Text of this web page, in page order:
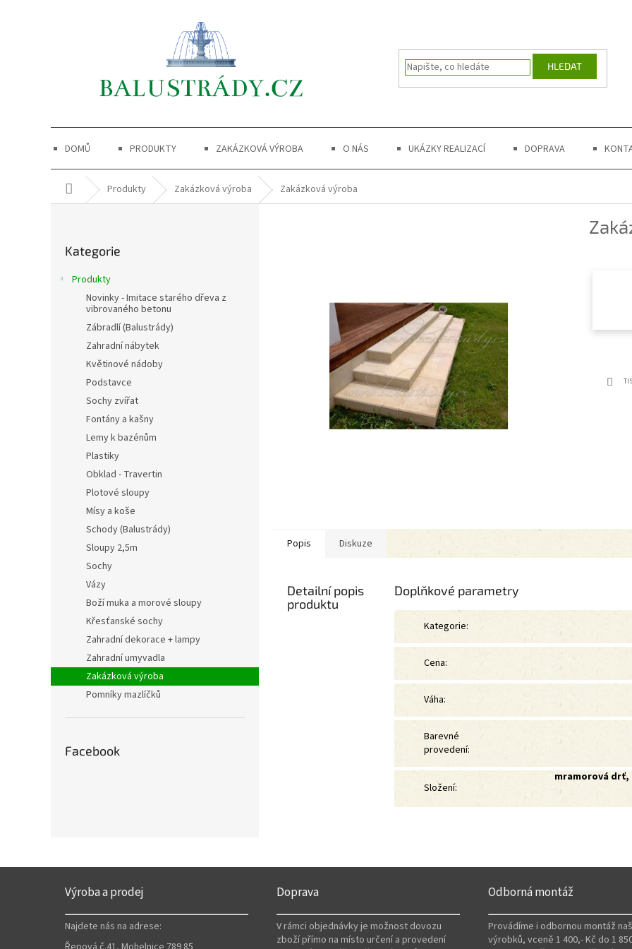
HLEDAT
DOMŮ PRODUKTY ZAKÁZKOVÁ VÝROBA O NÁS UKÁZKY REALIZACÍ DOPRAVA
Domů Produkty Zakázková výroba Zakázková výroba
kategorie
Kategorie
Produkty
Novinky - Imitace starého dřeva z
vibrovaného betonu
Zábradlí (Balustrády)
Zahradní nábytek
Květinové nádoby
Podstavce
Sochy zvířat
Fontány a kašny
Lemy k bazénům
Plastiky
Obklad - Travertin
Plotové sloupy
Mísy a koše
Schody (Balustrády)
Sloupy 2,5m
Sochy
Vázy
Boží muka a morové sloupy
Křesťanské sochy
Zahradní dekorace + lampy
Zahradní umyvadla
Zakázková výroba
Pomníky mazlíčků
Facebook
Detailní
Popis Diskuze
Detailní popis
produktu
Doplňkové parametry
Kategorie:
Cena:
Váha:
Barevné
provedení:
Složení:
mramorová
Výroba a prodej
Najdete nás na adrese:
Doprava
V rámci objednávky je možnost dovozu
zboží přímo na místo určení a provedení
Odborná montáž
Provádíme i odbornou montáž
výrobků, vceně 1 400,- Kč do 1